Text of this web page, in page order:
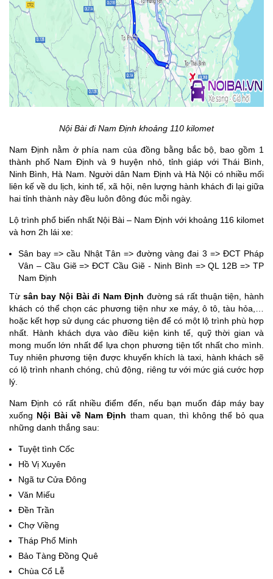
Nội Bài đi Nam Định khoảng 110 kilomet
Nam Định nằm ở phía nam của đồng bằng bắc bộ, bao gồm 1
thành phố Nam Định và 9 huyện nhỏ, tỉnh giáp với Thái Bình,
Ninh Bình, Hà Nam. Người dân Nam Định và Hà Nội có nhiều mối
liên kế về du lịch, kinh tế, xã hội, nên lượng hành khách đi lại giữa
hai tỉnh thành này đều luôn đông đúc mỗi ngày.
Lộ trình phổ biến nhất Nội Bài – Nam Định với khoảng 116 kilomet
và hơn 2h lái xe:
Sân bay => cầu Nhật Tân => đường vàng đai 3 => ĐCT Pháp
Vân – Cầu Giẽ => ĐCT Cầu Giẽ - Ninh Bình => QL 12B => TP
Nam Định
Từ sân bay Nội Bài đi Nam Định đường sá rất thuận tiện, hành
khách có thể chọn các phương tiện như xe máy, ô tô, tàu hỏa,…
hoặc kết hợp sử dụng các phương tiện để có một lộ trình phù hợp
nhất. Hành khách dựa vào điều kiện kinh tế, quỹ thời gian và
mong muốn lớn nhất để lựa chọn phương tiện tốt nhất cho mình.
Tuy nhiên phương tiện được khuyến khích là taxi, hành khách sẽ
có lộ trình nhanh chóng, chủ động, riêng tư với mức giá cước hợp
lý.
Nam Định có rất nhiều điểm đến, nếu bạn muốn đáp máy bay
xuống Nội Bài về Nam Định tham quan, thì không thể bỏ qua
những danh thắng sau:
Tuyệt tình Cốc
Hồ Vị Xuyên
Ngã tư Cửa Đông
Văn Miếu
Đền Trần
Chợ Viềng
Tháp Phổ Minh
Bảo Tàng Đồng Quê
Chùa Cổ Lễ